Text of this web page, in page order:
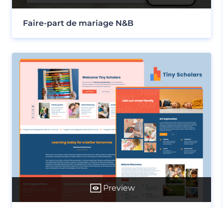
Faire-part de mariage N&B
Preview